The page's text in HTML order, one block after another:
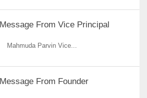
Message From Vice Principal
Mahmuda Parvin Vice...
Message From Founder